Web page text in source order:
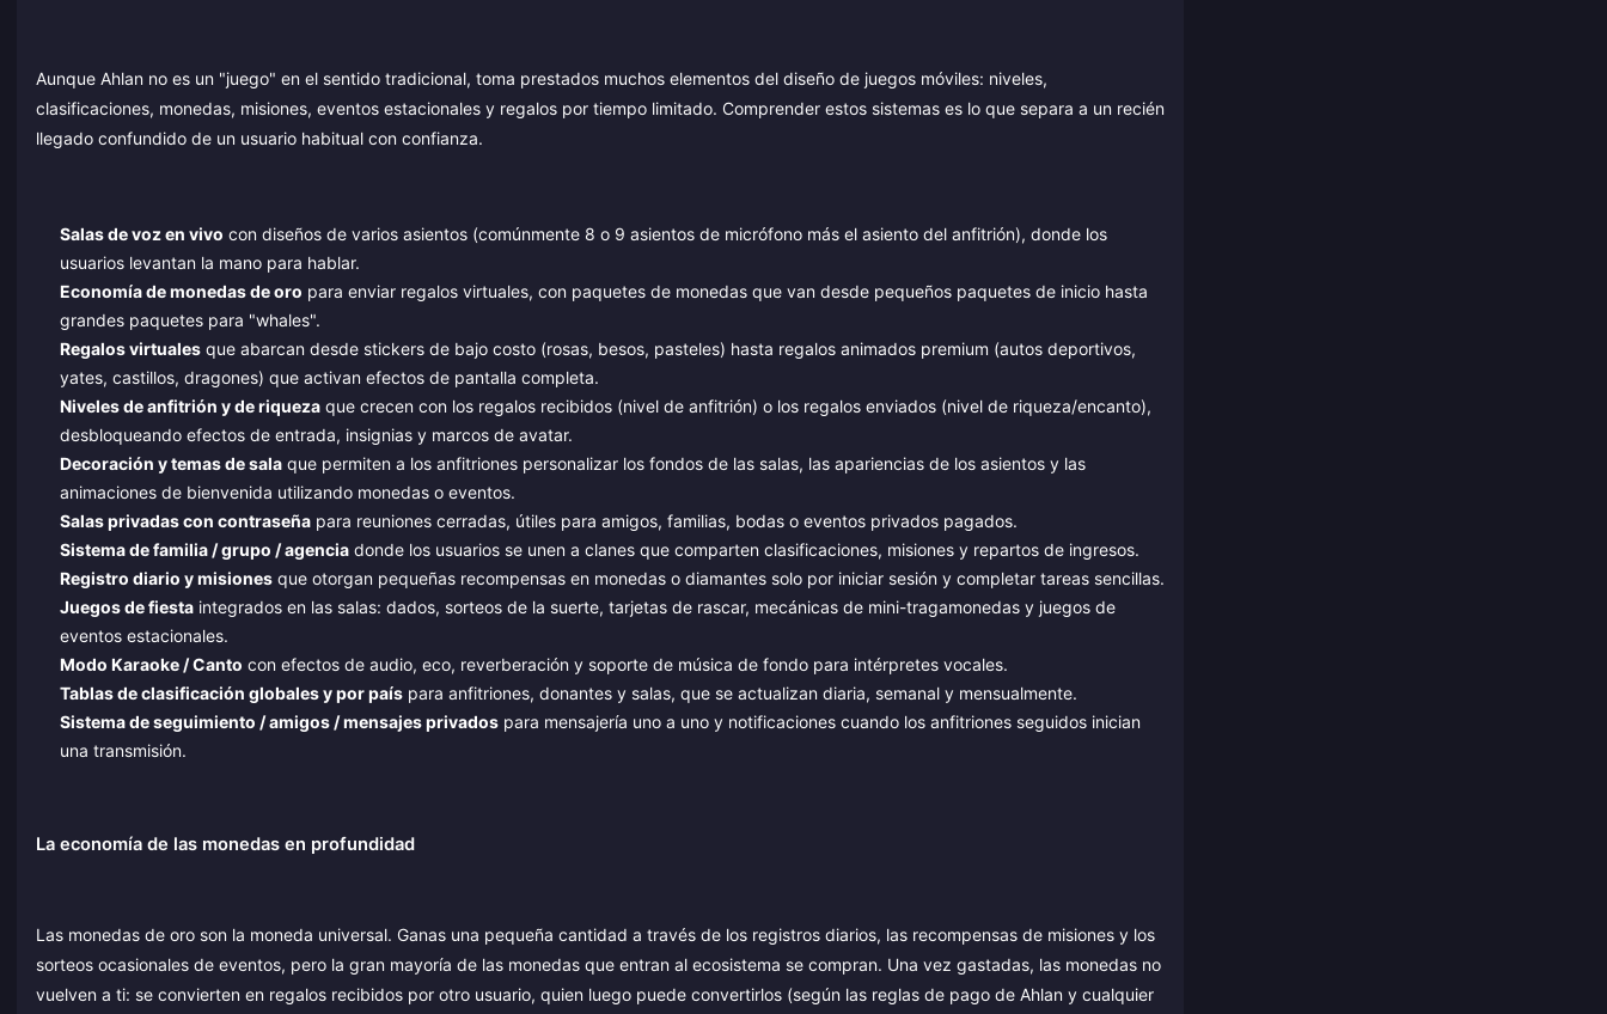
Aunque Ahlan no es un "juego" en el sentido tradicional, toma prestados muchos elementos del diseño de juegos móviles: niveles,
clasificaciones, monedas, misiones, eventos estacionales y regalos por tiempo limitado. Comprender estos sistemas es lo que separa a un recién
llegado confundido de un usuario habitual con confianza.
Salas de voz en vivo con diseños de varios asientos (comúnmente 8 o 9 asientos de micrófono más el asiento del anfitrión), donde los
usuarios levantan la mano para hablar.
Economía de monedas de oro para enviar regalos virtuales, con paquetes de monedas que van desde pequeños paquetes de inicio hasta
grandes paquetes para "whales".
Regalos virtualesque abarcan desde stickers de bajo costo (rosas, besos, pasteles) hasta regalos animados premium (autos deportivos,
yates, castillos, dragones) que activan efectos de pantalla completa.
Niveles de anfitrión y de riquezaque crecen con los regalos recibidos (nivel de anfitrión) o los regalos enviados (nivel de riqueza/encanto),
desbloqueando efectos de entrada, insignias y marcos de avatar.
Decoración y temas de salaque permiten a los anfitriones personalizar los fondos de las salas, las apariencias de los asientos y las
animaciones de bienvenida utilizando monedas o eventos.
Salas privadas con contraseñapara reuniones cerradas, útiles para amigos, familias, bodas o eventos privados pagados.
Sistema de familia / grupo / agenciadonde los usuarios se unen a clanes que comparten clasificaciones, misiones y repartos de ingresos.
Registro diario y misionesque otorgan pequeñas recompensas en monedas o diamantes solo por iniciar sesión y completar tareas sencillas.
Juegos de fiestaintegrados en las salas: dados, sorteos de la suerte, tarjetas de rascar, mecánicas de mini-tragamonedas y juegos de
eventos estacionales.
Modo Karaoke / Canto con efectos de audio, eco, reverberación y soporte de música de fondo para intérpretes vocales.
Tablas de clasificación globales y por paíspara anfitriones, donantes y salas, que se actualizan diaria, semanal y mensualmente.
Sistema de seguimiento / amigos / mensajes privadospara mensajería uno a uno y notificaciones cuando los anfitriones seguidos inician
una transmisión.
La economía de las monedas en profundidad
Las monedas de oro son la moneda universal. Ganas una pequeña cantidad a través de los registros diarios, las recompensas de misiones y los
sorteos ocasionales de eventos, pero la gran mayoría de las monedas que entran al ecosistema se compran. Una vez gastadas, las monedas no
vuelven a ti: se convierten en regalos recibidos por otro usuario, quien luego puede convertirlos (según las reglas de pago de Ahlan y cualquier